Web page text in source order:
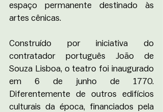
espaço permanente destinado às
artes cênicas.
Construído por iniciativa do
contratador português João de
Souza Lisboa, o teatro foi inaugurado
em 6 de junho de 1770.
Diferentemente de outros edifícios
culturais da época, financiados pela